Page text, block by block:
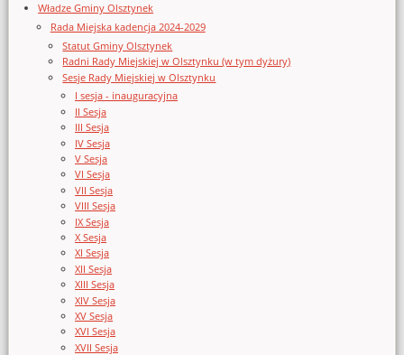
Władze Gminy Olsztynek
Rada Miejska kadencja 2024-2029
Statut Gminy Olsztynek
Radni Rady Miejskiej w Olsztynku (w tym dyżury)
Sesje Rady Miejskiej w Olsztynku
I sesja - inauguracyjna
II Sesja
III Sesja
IV Sesja
V Sesja
VI Sesja
VII Sesja
VIII Sesja
IX Sesja
X Sesja
XI Sesja
XII Sesja
XIII Sesja
XIV Sesja
XV Sesja
XVI Sesja
XVII Sesja